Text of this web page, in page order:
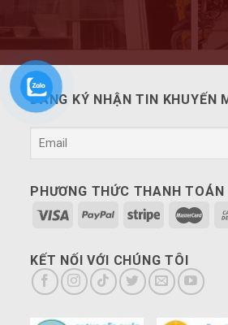
ĐĂNG KÝ NHẬN TIN KHUYẾN
PHƯƠNG THỨC THANH TOÁN
KẾT NỐI VỚI CHÚNG TÔI